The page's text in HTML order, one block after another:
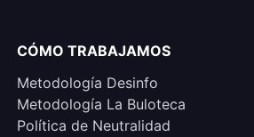
CÓMO TRABAJAMOS
Metodología Desinfo
Metodología La Buloteca
Política de Neutralidad